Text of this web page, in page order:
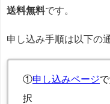
送料無料です。
申し込み手順は以下の
①申し込みページ
択